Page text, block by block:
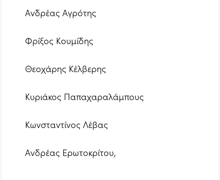
Ανδρέας Αγρότης
Φρίξος Κουμίδης
Θεοχάρης Κέλβερης
Κυριάκος Παπαχαραλάμπους
Κωνσταντίνος Λέβας
Ανδρέας Ερωτοκρίτου,